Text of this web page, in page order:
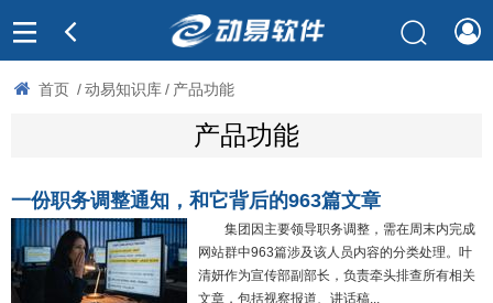
首页 / 动易知识库 / 产品功能
产品功能
一份职务调整通知，和它背后的963篇文章
集团因主要领导职务调整，需在周末内完成
网站群中963篇涉及该人员内容的分类处理。叶
清妍作为宣传部副部长，负责牵头排查所有相关
文章，包括视察报道、讲话稿...